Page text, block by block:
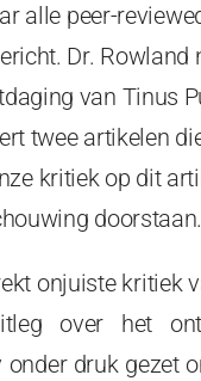
alle peer-
Dr. Rowland
van Tinus
twee artikelen
kritiek op dit
doorstaan.
onjuiste kritiek
over het
druk gezet